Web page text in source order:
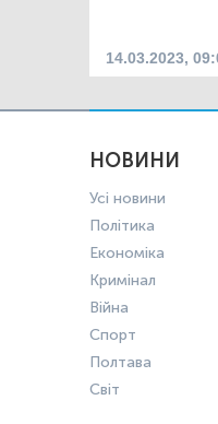
14.03.2023,
НОВИНИ
Усі новини
Політика
Економіка
Кримінал
Війна
Спорт
Полтава
Світ